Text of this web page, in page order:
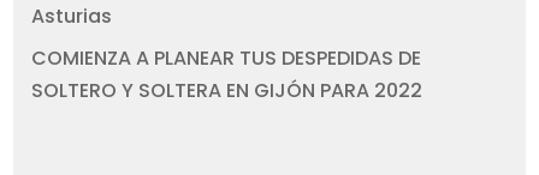
Asturias
COMIENZA A PLANEAR TUS DESPEDIDAS DE
SOLTERO Y SOLTERA EN GIJÓN PARA 2022